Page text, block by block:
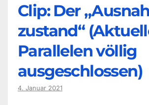
Clip: Der
zustand“
Parallelen völlig
ausgeschlossen)
4. Januar 2021